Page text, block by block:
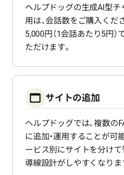
ヘルプドッグの生成AI型チ
用は、会話数をご購入くだ
5,000円（1会話あたり5円）
ただけます。
サイトの追加
ヘルプドッグでは、複数の
に追加・運用することが可
ービス別にサイトを分けて
導線設計がしやすくなりま